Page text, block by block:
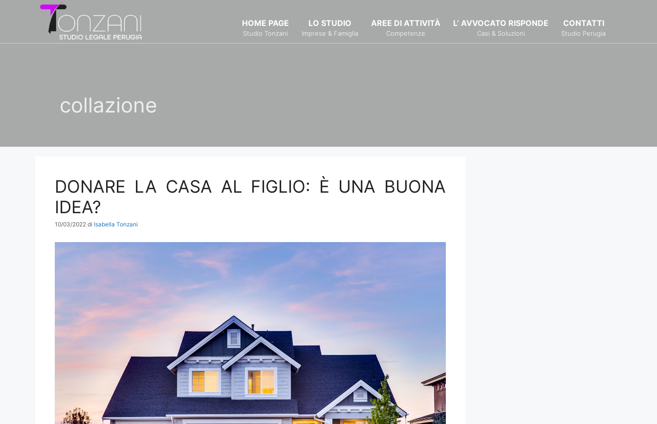
HOME PAGE
Studio Tonzani
LO STUDIO
Imprese & Famiglia
AREE DI ATTIVITÀ
Competenze
L’ AVVOCATO RISPONDE
Casi & Soluzioni
CONTATTI
Studio Perugia
collazione
DONARE LA CASA AL FIGLIO: È UNA BUONA
IDEA?
10/03/2022 di Isabella Tonzani